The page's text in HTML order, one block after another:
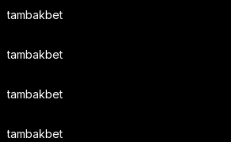
tambakbet
tambakbet
tambakbet
tambakbet